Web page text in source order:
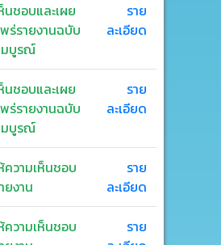
นชอบและเผย
ร่รายงานฉบับ
บูรณ์
ราย
ละเอียด
นชอบและเผย
ร่รายงานฉบับ
บูรณ์
ราย
ละเอียด
ความเห็นชอบ
ยงาน
ราย
ละเอียด
ความเห็นชอบ
ราย